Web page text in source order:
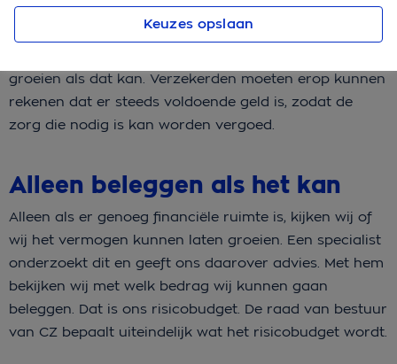
het beleggen wordt steeds goed afgewogen hoeveel
risico wij willen nemen. CZ neemt geen onnodige
groeien als dat kan. Verzekerden moeten erop kunnen
rekenen dat er steeds voldoende geld is, zodat de
zorg die nodig is kan worden vergoed.
Alleen beleggen als het kan
Alleen als er genoeg financiële ruimte is, kijken wij of
wij het vermogen kunnen laten groeien. Een specialist
onderzoekt dit en geeft ons daarover advies. Met hem
bekijken wij met welk bedrag wij kunnen gaan
beleggen. Dat is ons risicobudget. De raad van bestuur
van CZ bepaalt uiteindelijk wat het risicobudget wordt.
Keuzes opslaan